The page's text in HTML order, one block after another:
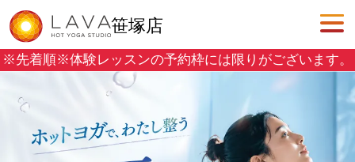
笹塚店
※先着順※体験レッスンの予約枠には限りがございます。